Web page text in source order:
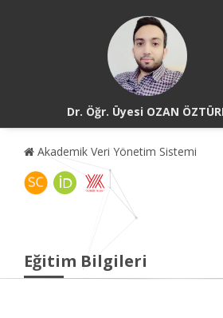
Dr. Öğr. Üyesi OZAN
Akademik Veri Yönetim Sistemi
Eğitim Bilgileri